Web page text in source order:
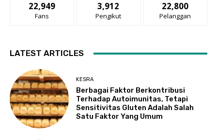
22,949
Fans
3,912
Pengikut
22,800
Pelanggan
LATEST ARTICLES
KESRA
Berbagai Faktor Berkontribusi
Terhadap Autoimunitas, Tetapi
Sensitivitas Gluten Adalah Salah
Satu Faktor Yang Umum